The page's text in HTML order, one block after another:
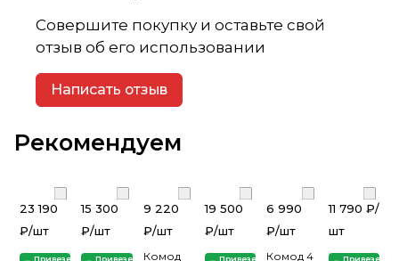
Совершите покупку и оставьте свой
отзыв об его использовании
Написать отзыв
Рекомендуем
23 190
₽/шт
Привезем
15 300
₽/шт
Привезем
9 220
₽/шт
Комод
19 500
₽/шт
Привезем
6 990
₽/шт
Комод 4
11 790 ₽/
шт
Привезем